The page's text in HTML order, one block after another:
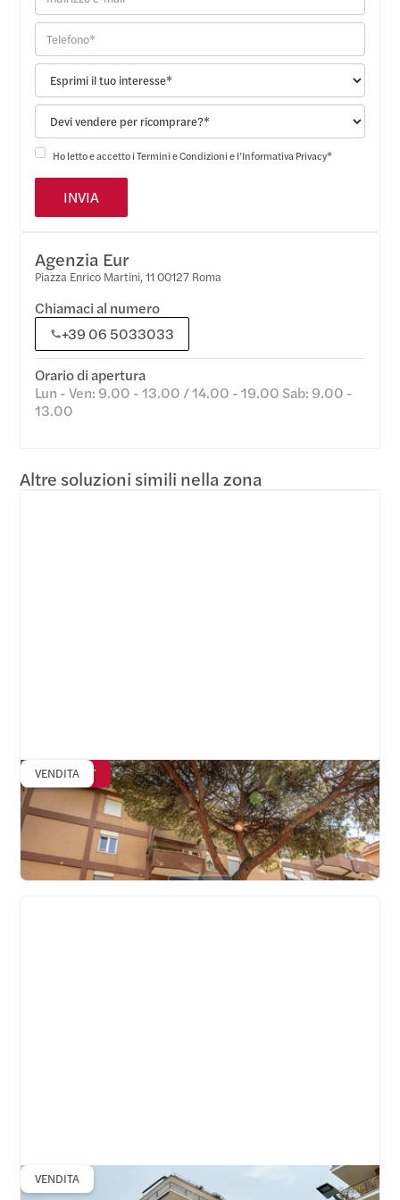
Ho letto e accetto iTermini e Condizionie l’Informativa Privacy*
Agenzia Eur
Piazza Enrico Martini, 11 00127 Roma
Chiamaci al numero
+39 06 5033033
Orario di apertura
Lun - Ven: 9.00 - 13.00 / 14.00 - 19.00 Sab: 9.00 -
13.00
Altre soluzioni simili nella zona
SOLD-OUT
VENDITA
Appio Claudio - Via Lucio Sestio
Appio Claudio - Cinecitta' - Capannelle - Quarto
Miglio
Quadrilocale Appartamento €365.000
VENDITA
Don Bosco - Via Claudio Asello